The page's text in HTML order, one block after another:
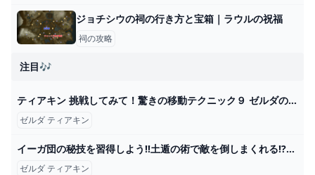
ジョチシウの祠の行き方と宝箱｜ラウルの祝福
祠の攻略
注目🎶
ティアキン 挑戦してみて！驚きの移動テクニック９ ゼルダの伝説 ティアーズ オブ ザ キングダム - YouTube
ゼルダ ティアキン
イーガ団の秘技を習得しよう!!土遁の術で敵を倒しまくれる!?ティアキン最速実況Part97【ゼルダの伝説 ティアーズ オブ ザ キングダム】 - YouTube
ゼルダ ティアキン